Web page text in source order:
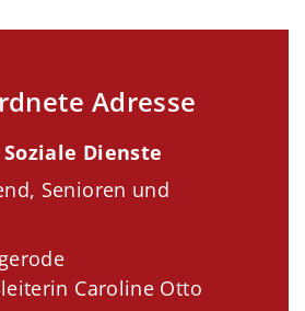
Adresse
Dienste
Senioren und
Caroline Otto